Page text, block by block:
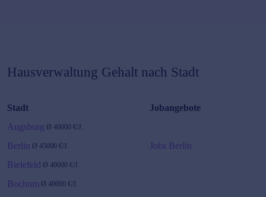
Hausverwaltung Gehalt nach Stadt
Stadt
Jobangebote
Augsburg Ø 40000 €/J.
Berlin Ø 45000 €/J.
Jobs Berlin
Bielefeld Ø 40000 €/J.
Bochum Ø 40000 €/J.